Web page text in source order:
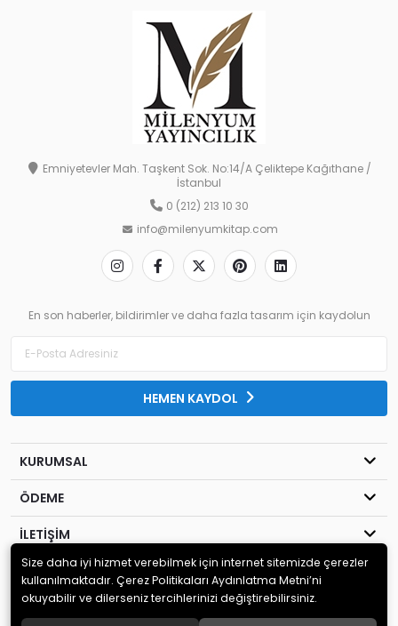
Emniyetevler Mah. Taşkent Sok. No:14/A Çeliktepe Kağıthane /
İstanbul
0 (212) 213 10 30
info@milenyumkitap.com
En son haberler, bildirimler ve daha fazla tasarım için kaydolun
HEMEN KAYDOL
KURUMSAL
ÖDEME
İLETİŞİM
© 2020MİLENYUM YAYINCILIK. Tüm hakları saklıdır.
Size daha iyi hizmet verebilmek için internet sitemizde çerezler
kullanılmaktadır. Çerez Politikaları Aydınlatma Metni’ni
okuyabilir ve dilerseniz tercihlerinizi değiştirebilirsiniz.